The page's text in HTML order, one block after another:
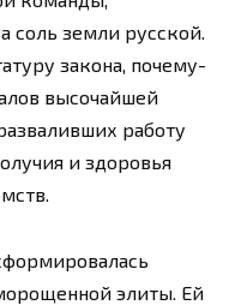
соль земли русской.
закона, почему-
высочайшей
работу
и здоровья
элиты. Ей